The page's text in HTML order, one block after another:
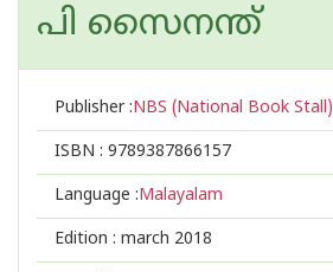
പി സൈനന്ത്
Publisher :NBS (National Book Stall)
ISBN : 9789387866157
Language :Malayalam
Edition : march 2018